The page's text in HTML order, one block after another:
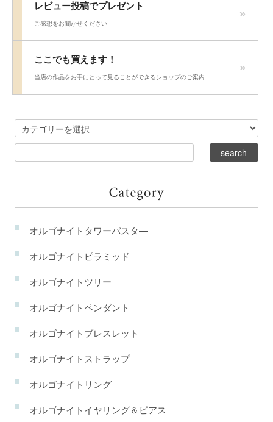
レビュー投稿でプレゼント
ご感想をお聞かせください
ここでも買えます！
当店の作品をお手にとって見ることができるショップのご案内
オルゴナイトタワーバスタ―
オルゴナイトピラミッド
オルゴナイトツリー
オルゴナイトペンダント
オルゴナイトブレスレット
オルゴナイトストラップ
オルゴナイトリング
オルゴナイトイヤリング＆ピアス